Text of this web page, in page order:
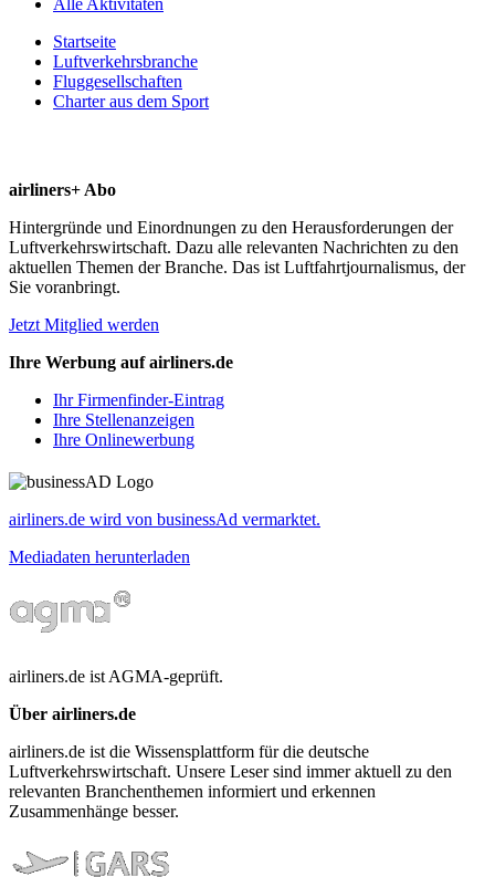
Startseite
Luftverkehrsbranche
Fluggesellschaften
Charter aus dem Sport
airliners+ Abo
Hintergründe und Einordnungen zu den Herausforderungen der
Luftverkehrswirtschaft. Dazu alle relevanten Nachrichten zu den
aktuellen Themen der Branche. Das ist Luftfahrtjournalismus, der
Sie voranbringt.
Jetzt Mitglied werden
Ihre Werbung auf airliners.de
Ihr Firmenfinder-Eintrag
Ihre Stellenanzeigen
Ihre Onlinewerbung
airliners.de wird von businessAd vermarktet.
Mediadaten herunterladen
airliners.de ist AGMA-geprüft.
Über airliners.de
airliners.de ist die Wissensplattform für die deutsche
Luftverkehrswirtschaft. Unsere Leser sind immer aktuell zu den
relevanten Branchenthemen informiert und erkennen
Zusammenhänge besser.